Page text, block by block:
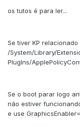
os tutos é para ler...
Se tiver KP
/System/Library/
PlugIns/
Se o boot parar logo
não estiver
e use